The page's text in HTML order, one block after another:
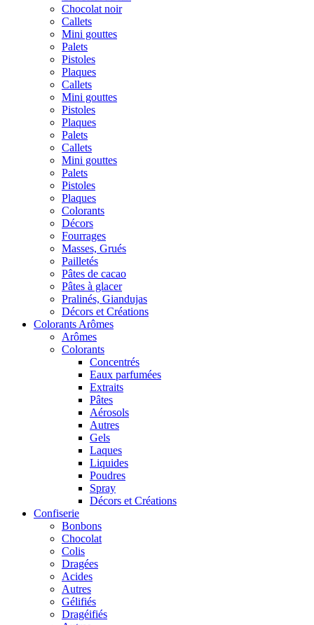
Chocolat noir
Callets
Mini gouttes
Palets
Pistoles
Plaques
Callets
Mini gouttes
Pistoles
Plaques
Palets
Callets
Mini gouttes
Palets
Pistoles
Plaques
Colorants
Décors
Fourrages
Masses, Grués
Pailletés
Pâtes de cacao
Pâtes à glacer
Pralinés, Giandujas
Décors et Créations
Colorants Arômes
Arômes
Colorants
Concentrés
Eaux parfumées
Extraits
Pâtes
Aérosols
Autres
Gels
Laques
Liquides
Poudres
Spray
Décors et Créations
Confiserie
Bonbons
Chocolat
Colis
Dragées
Acides
Autres
Gélifiés
Dragéifiés